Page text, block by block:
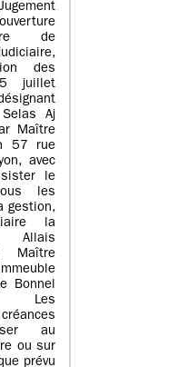
de
des
juillet
Aj
Maître
57 rue
avec
le
les
gestion,
la
Allais
Maître
Bonnel
Les
au
ou sur
prévu